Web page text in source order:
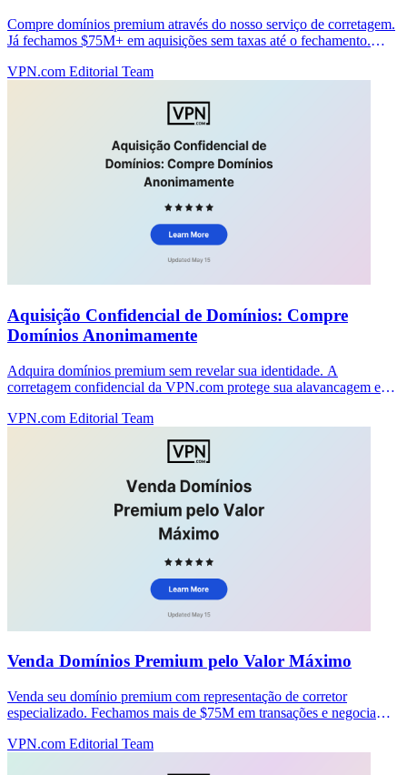
Compre domínios premium através do nosso serviço de corretagem.
Já fechamos $75M+ em aquisições sem taxas até o fechamento.
VPN.com Editorial Team
Aquisição Confidencial de Domínios: Compre
Domínios Anonimamente
Adquira domínios premium sem revelar sua identidade. A
corretagem confidencial da VPN.com protege sua alavancagem e
VPN.com Editorial Team
Venda Domínios Premium pelo Valor Máximo
Venda seu domínio premium com representação de corretor
especializado. Fechamos mais de $75M em transações e negociamos
VPN.com Editorial Team